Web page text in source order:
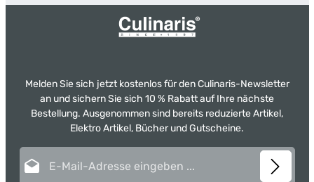
Melden Sie sich jetzt kostenlos für den Culinaris-Newsletter
an und sichern Sie sich 10 % Rabatt auf Ihre nächste
Bestellung. Ausgenommen sind bereits reduzierte Artikel,
Elektro Artikel, Bücher und Gutscheine.